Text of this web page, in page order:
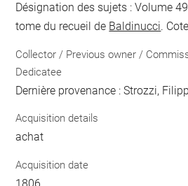
Désignation des sujets : Volume
tome du recueil de Baldinucci.
Collector / Previous owner /
Dedicatee
Dernière provenance : Strozzi,
Acquisition details
achat
Acquisition date
1806